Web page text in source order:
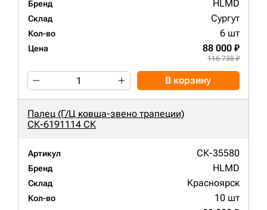
Бренд HLMD
Склад Сургут
Кол-во 6 шт
Цена 88 000 ₽
116 738 ₽
В корзину
Палец (Г/Ц ковша-звено трапеции)
СК-6191114 СК
Артикул СК-35580
Бренд HLMD
Склад Красноярск
Кол-во 10 шт